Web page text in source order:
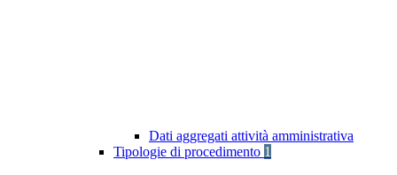
Dati aggregati attività amministrativa
Tipologie di procedimento 1